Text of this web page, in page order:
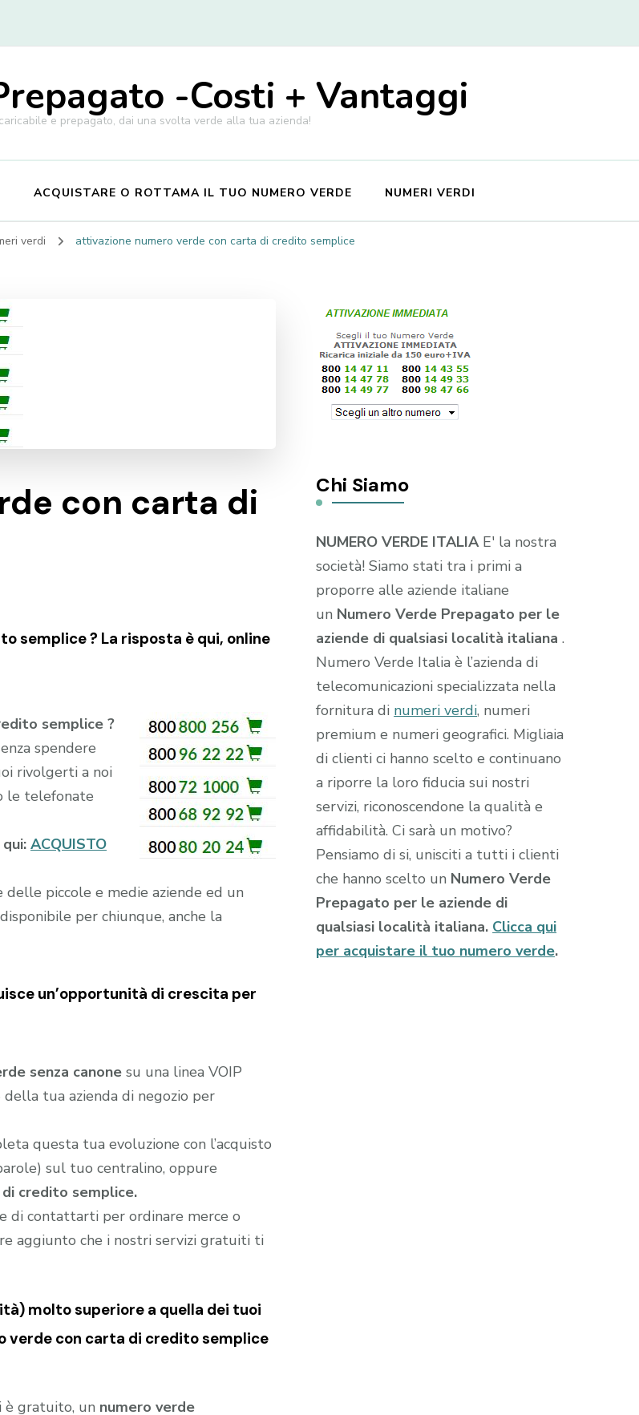
-Costi + Vantaggi
e prepagato, dai una svolta verde alla tua azienda!
ACQUISTARE O ROTTAMA IL TUO NUMERO VERDE NUMERI VERDI
verdi attivazione numero verde con carta di credito semplice
con carta di
semplice ? La risposta è qui, online
semplice ?
spendere
rivolgerti a noi
le telefonate
ACQUISTO
piccole e medie aziende ed un
per chiunque, anche la
un’opportunità di crescita per
senza canone su una linea VOIP
tua azienda di negozio per
questa tua evoluzione con l’acquisto
sul tuo centralino, oppure
credito semplice.
di contattarti per ordinare merce o
aggiunto che i nostri servizi gratuiti ti
molto superiore a quella dei tuoi
con carta di credito semplice
è gratuito, un numero verde
Chi Siamo
NUMERO VERDE ITALIAE' la nostra
società! Siamo stati tra i primi a
proporre alle aziende italiane
un Numero Verde Prepagato per le
aziende di qualsiasi località italiana.
Numero Verde Italia è l’azienda di
telecomunicazioni specializzata nella
fornitura di numeri verdi, numeri
premium e numeri geografici. Migliaia
di clienti ci hanno scelto e continuano
a riporre la loro fiducia sui nostri
servizi, riconoscendone la qualità e
affidabilità. Ci sarà un motivo?
Pensiamo di si, unisciti a tutti i clienti
che hanno scelto un Numero Verde
Prepagato per le aziende di
qualsiasi località italiana. Clicca qui
per acquistare il tuo numero verde.